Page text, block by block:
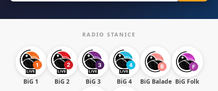
RADIO STANICE
BiG 1 BiG 2 BiG 3 BiG 4 BiG Balade BiG Folk